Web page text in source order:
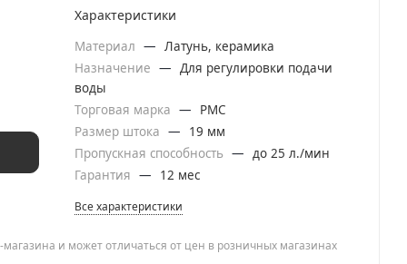
Характеристики
Материал — Латунь, керамика
Назначение — Для регулировки подачи
воды
Торговая марка —
РМС
Размер штока —
19 мм
Пропускная способность — до 25 л./мин
Гарантия — 12 мес
Все характеристики
и может отличаться от цен в розничных магазинах